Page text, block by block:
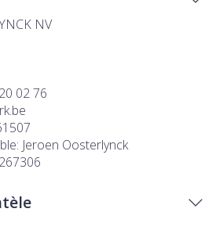
NV
02 76
Jeroen Oosterlynck